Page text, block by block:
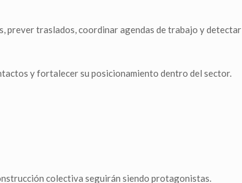
prever traslados, coordinar agendas de trabajo y detectar
y fortalecer su posicionamiento dentro del sector.
colectiva seguirán siendo protagonistas.